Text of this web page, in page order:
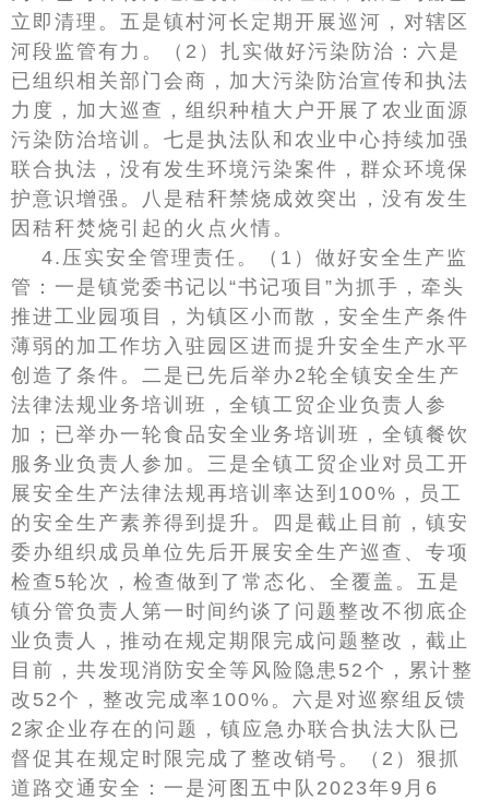
立即清理。五是镇村河长定期开展巡河，对辖区
河段监管有力。（2）扎实做好污染防治：六是
已组织相关部门会商，加大污染防治宣传和执法
力度，加大巡查，组织种植大户开展了农业面源
污染防治培训。七是执法队和农业中心持续加强
联合执法，没有发生环境污染案件，群众环境保
护意识增强。八是秸秆禁烧成效突出，没有发生
因秸秆焚烧引起的火点火情。
4.压实安全管理责任。（1）做好安全生产监
管：一是镇党委书记以“书记项目”为抓手，牵头
推进工业园项目，为镇区小而散，安全生产条件
薄弱的加工作坊入驻园区进而提升安全生产水平
创造了条件。二是已先后举办2轮全镇安全生产
法律法规业务培训班，全镇工贸企业负责人参
加；已举办一轮食品安全业务培训班，全镇餐饮
服务业负责人参加。三是全镇工贸企业对员工开
展安全生产法律法规再培训率达到100%，员工
的安全生产素养得到提升。四是截止目前，镇安
委办组织成员单位先后开展安全生产巡查、专项
检查5轮次，检查做到了常态化、全覆盖。五是
镇分管负责人第一时间约谈了问题整改不彻底企
业负责人，推动在规定期限完成问题整改，截止
目前，共发现消防安全等风险隐患52个，累计整
改52个，整改完成率100%。六是对巡察组反馈
2家企业存在的问题，镇应急办联合执法大队已
督促其在规定时限完成了整改销号。（2）狠抓
道路交通安全：一是河图五中队2023年9月6